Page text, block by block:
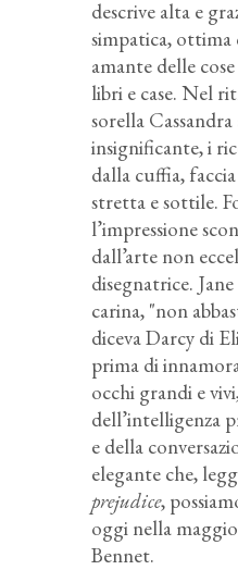
descrive alta e
simpatica, ottima
amante delle
libri e case. Nel
sorella
insignificante, i
dalla cuffia,
stretta e sottile.
l’impressione
dall’arte non
disegnatrice.
carina, "non
diceva Darcy di
prima di
occhi grandi e
dell’intelligenza
e della
elegante che,
prejudice,
oggi nella
Bennet.